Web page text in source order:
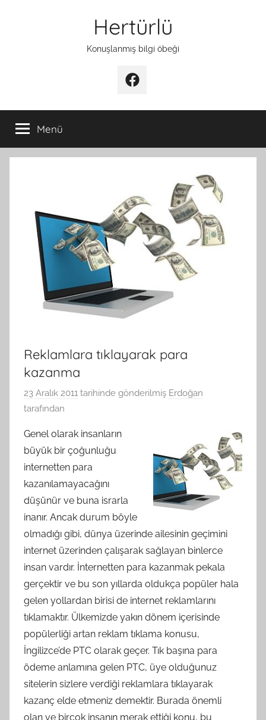
Hertürlü
Konuşlanmış bilgi öbeği
Facebook
Menü
Reklamlara tıklayarak para
kazanma
23 Aralık 2011 tarihinde gönderilmiş Erdoğan
tarafından
Genel olarak insanların
büyük bir çoğunluğu
internetten para
kazanılamayacağını
düşünür ve buna israrla
inanır. Ancak durum böyle
olmadığı gibi, dünya üzerinde ailesinin geçimini
internet üzerinden çalışarak sağlayan binlerce
insan vardır. İnternetten para kazanmak pekala
gerçektir ve bu son yıllarda oldukça popüler hala
gelen yollardan birisi de internet reklamlarını
tıklamaktır. Ülkemizde yakın dönem içerisinde
popülerliği artan reklam tıklama konusu,
İngilizce’de PTC olarak geçer. Tık başına para
ödeme anlamına gelen PTC, üye olduğunuz
sitelerin sizlere verdiği reklamlara tıklayarak
kazanç elde etmeniz demektir. Burada önemli
olan ve birçok insanın merak ettiği konu, bu